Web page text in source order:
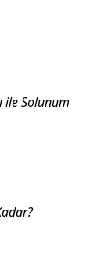
ile Solunum